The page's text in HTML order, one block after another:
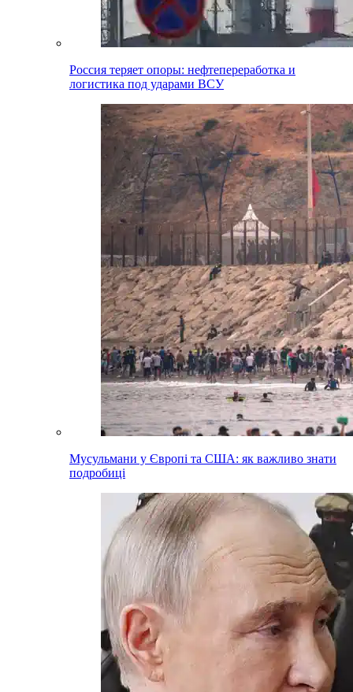
Россия теряет опоры: нефтепереработка и
логистика под ударами ВСУ
Мусульмани у Європі та США: як важливо знати
подробиці